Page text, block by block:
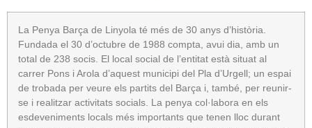
La Penya Barça de Linyola té més de 30 anys d’història.
Fundada el 30 d’octubre de 1988 compta, avui dia, amb un
total de 238 socis. El local social de l’entitat està situat al
carrer Pons i Arola d’aquest municipi del Pla d’Urgell; un espai
de trobada per veure els partits del Barça i, també, per reunir-
se i realitzar activitats socials. La penya col·labora en els
esdeveniments locals més importants que tenen lloc durant